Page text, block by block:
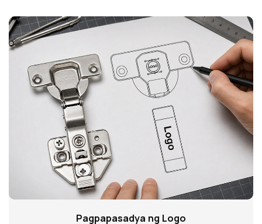
Pagpapasadya ng Logo